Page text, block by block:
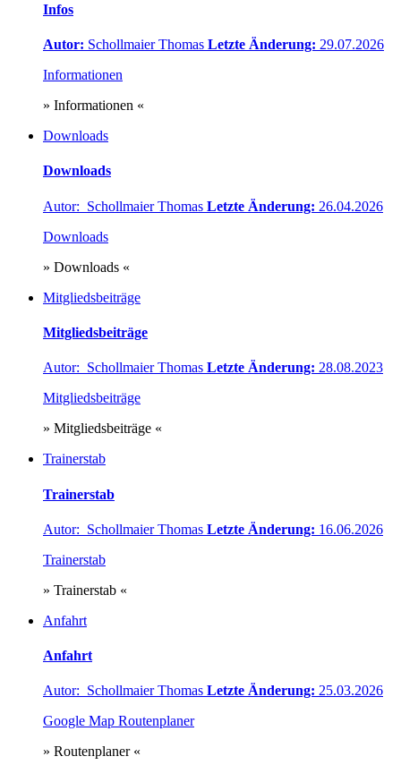
Infos
Autor: Schollmaier Thomas Letzte Änderung: 29.07.2026
Informationen
» Informationen «
Downloads
Downloads
Autor: Schollmaier Thomas Letzte Änderung: 26.04.2026
Downloads
» Downloads «
Mitgliedsbeiträge
Mitgliedsbeiträge
Autor: Schollmaier Thomas Letzte Änderung: 28.08.2023
Mitgliedsbeiträge
» Mitgliedsbeiträge «
Trainerstab
Trainerstab
Autor: Schollmaier Thomas Letzte Änderung: 16.06.2026
Trainerstab
» Trainerstab «
Anfahrt
Anfahrt
Autor: Schollmaier Thomas Letzte Änderung: 25.03.2026
Google Map Routenplaner
» Routenplaner «